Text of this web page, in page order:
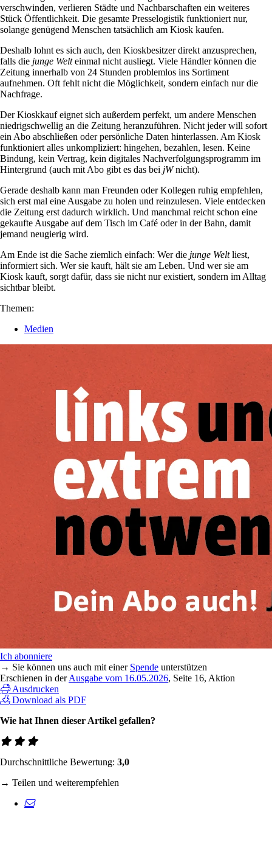
verschwinden, verlieren Städte und Nachbarschaften ein weiteres
Stück Öffentlichkeit. Die gesamte Presselogistik funktioniert nur,
solange genügend Menschen tatsächlich am Kiosk kaufen.
Deshalb lohnt es sich auch, den Kioskbesitzer direkt anzusprechen,
falls die junge Welteinmal nicht ausliegt. Viele Händler können die
Zeitung innerhalb von 24 Stunden problemlos ins Sortiment
aufnehmen. Oft fehlt nicht die Möglichkeit, sondern einfach nur die
Nachfrage.
Der Kioskkauf eignet sich außerdem perfekt, um andere Menschen
niedrigschwellig an die Zeitung heranzuführen. Nicht jeder will sofort
ein Abo abschließen oder persönliche Daten hinterlassen. Am Kiosk
funktioniert alles unkompliziert: hingehen, bezahlen, lesen. Keine
Bindung, kein Vertrag, kein digitales Nachverfolgungsprogramm im
Hintergrund (auch mit Abo gibt es das bei jWnicht).
Gerade deshalb kann man Freunden oder Kollegen ruhig empfehlen,
sich erst mal eine Ausgabe zu holen und reinzulesen. Viele entdecken
die Zeitung erst dadurch wirklich. Und manchmal reicht schon eine
gekaufte Ausgabe auf dem Tisch im Café oder in der Bahn, damit
jemand neugierig wird.
Am Ende ist die Sache ziemlich einfach: Wer die junge Weltliest,
informiert sich. Wer sie kauft, hält sie am Leben. Und wer sie am
Kiosk kauft, sorgt dafür, dass sie nicht nur existiert, sondern im Alltag
sichtbar bleibt.
Themen:
Medien
Ich abonniere
→ Sie können uns auch mit einer Spende unterstützen
Erschienen in derAusgabe vom 16.05.2026, Seite 16, Aktion
Ausdrucken
Download als PDF
Wie hat Ihnen dieser Artikel gefallen?
Durchschnittliche Bewertung: 3,0
→ Teilen und weiterempfehlen